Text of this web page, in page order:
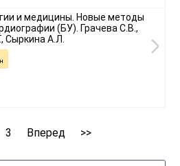
и медицины. Новые методы
(БУ). Грачева С.В.,
Сыркина А.Л.
3 Вперед >>